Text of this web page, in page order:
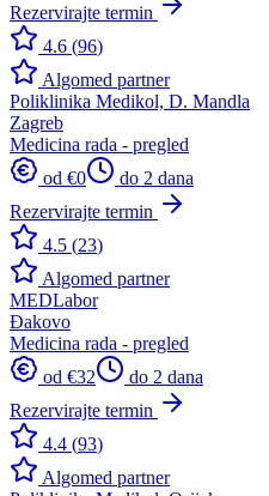
Rezervirajte termin
4.6 (96)
Algomed partner
Poliklinika Medikol, D. Mandla
Zagreb
Medicina rada - pregled
od €0
do 2 dana
Rezervirajte termin
4.5 (23)
Algomed partner
MEDLabor
Đakovo
Medicina rada - pregled
od €32
do 2 dana
Rezervirajte termin
4.4 (93)
Algomed partner